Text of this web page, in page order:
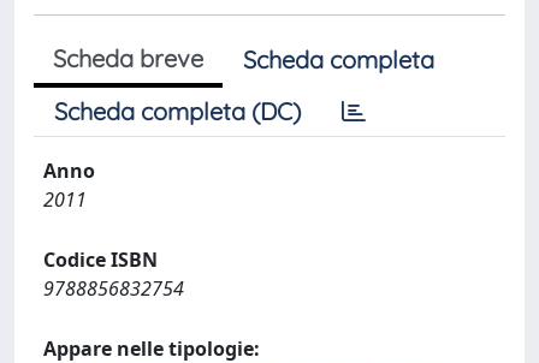
Scheda breve
Scheda completa
Scheda completa (DC)
Anno
2011
Codice ISBN
9788856832754
Appare nelle tipologie: